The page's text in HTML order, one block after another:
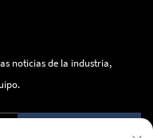
noticias de la industria,